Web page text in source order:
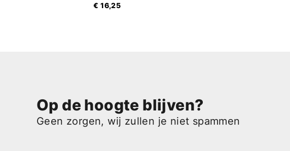
€ 16,25
Op de hoogte blijven?
Geen zorgen, wij zullen je niet spammen